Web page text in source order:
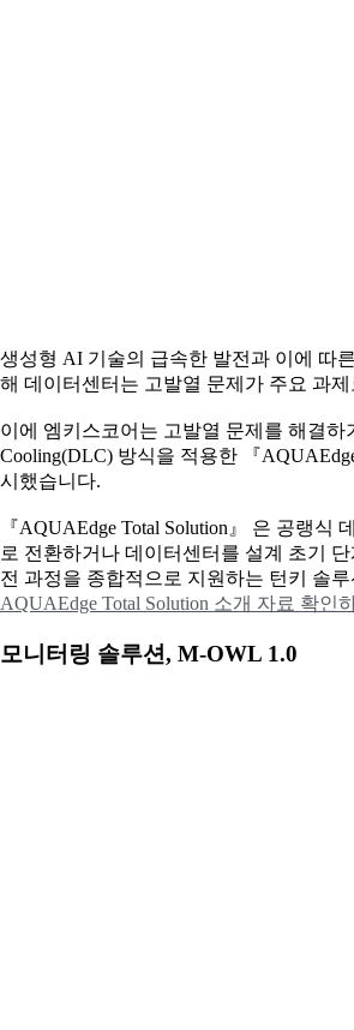
생성형 AI 기술의 급속한 발전과 이에 따
해 데이터센터는 고발열 문제가 주요 과
이에 엠키스코어는 고발열 문제를 해결하
Cooling(DLC) 방식을 적용한 『
시했습니다.
『AQUAEdge Total Solution』 은 공랭식
로 전환하거나 데이터센터를 설계 초기
전 과정을 종합적으로 지원하는 턴키 솔
AQUAEdge Total Solution 소개 자료 확인하
모니터링 솔루션, M-OWL 1.0